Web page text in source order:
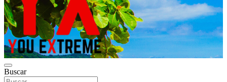
YOU EXTREME
YX Deportes Extremos Lifestyle
Buscar